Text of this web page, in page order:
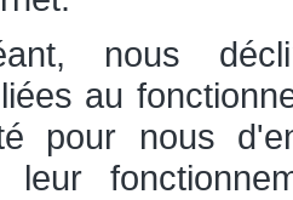
nous
au
pour nous
leur